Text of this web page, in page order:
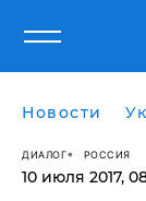
Новости
ДИАЛОГ РОССИЯ
10 июля 2017,